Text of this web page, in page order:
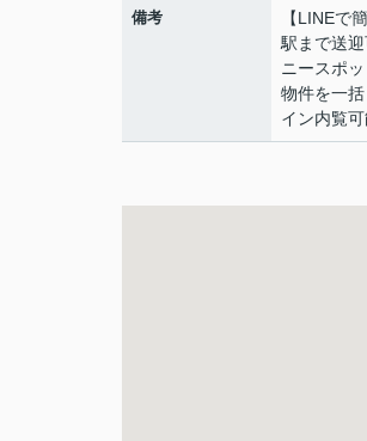
備考
【LINEで
駅まで送
ニースポ
物件を一
イン内覧